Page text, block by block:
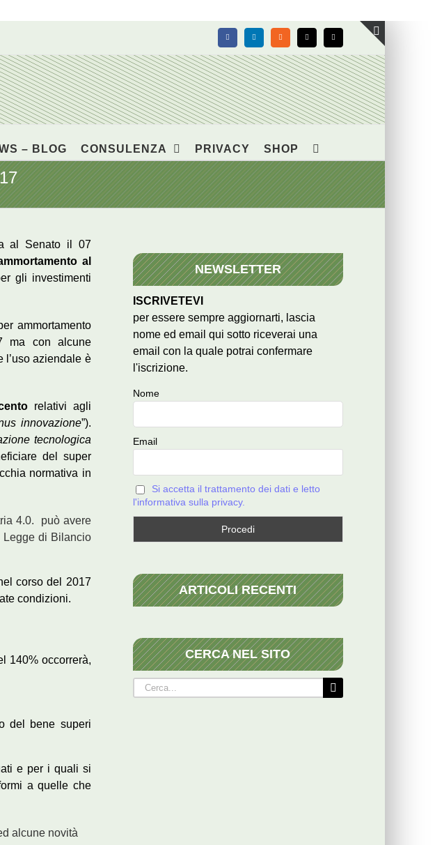
FacebookLinkedIn Rss X Email
– BLOG CONSULENZA PRIVACY SHOP
al Senato il 07
al
gli investimenti
ammortamento
ma con alcune
l’uso aziendale è
relativi agli
innovazione”).
tecnologica
del super
normativa in
4.0. può avere
di Bilancio
corso del 2017
condizioni.
140% occorrerà,
del bene superi
e per i quali si
a quelle che
alcune novità
NEWSLETTER
ISCRIVETEVI
per essere sempre aggiornarti, lascia
nome ed email qui sotto riceverai una
email con la quale potrai confermare
l'iscrizione.
Nome
Email
Si accetta il trattamento dei dati e letto
l'informativa sulla privacy.
ARTICOLI RECENTI
CERCA NEL SITO
Cerca
per:
Toggle
area
barra
scorrevole